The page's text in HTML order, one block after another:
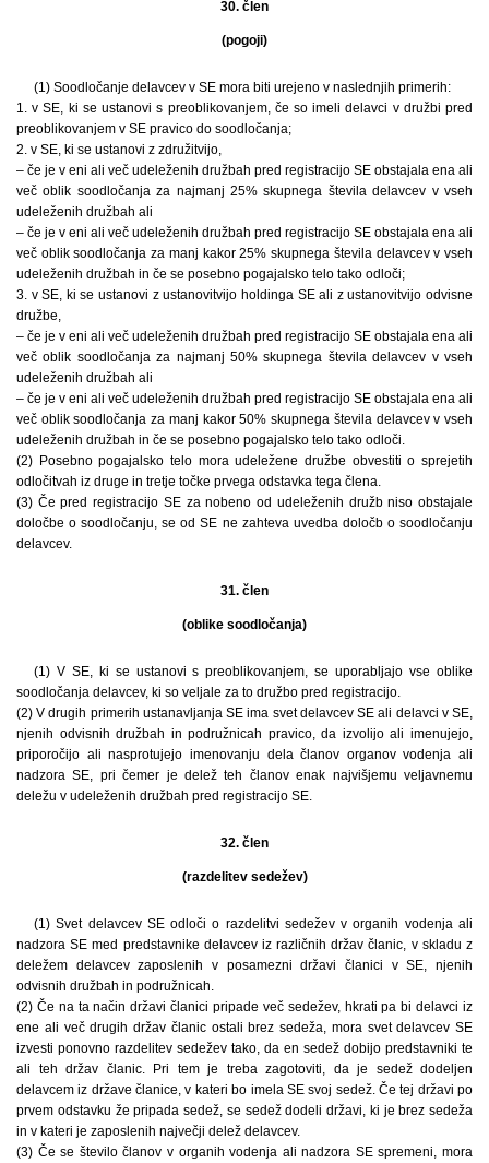
30. člen
(pogoji)
(1) Soodločanje delavcev v SE mora biti urejeno v naslednjih primerih:
1. v SE, ki se ustanovi s preoblikovanjem, če so imeli delavci v družbi pred
preoblikovanjem v SE pravico do soodločanja;
2. v SE, ki se ustanovi z združitvijo,
– če je v eni ali več udeleženih družbah pred registracijo SE obstajala ena ali
več oblik soodločanja za najmanj 25% skupnega števila delavcev v vseh
udeleženih družbah ali
– če je v eni ali več udeleženih družbah pred registracijo SE obstajala ena ali
več oblik soodločanja za manj kakor 25% skupnega števila delavcev v vseh
udeleženih družbah in če se posebno pogajalsko telo tako odloči;
3. v SE, ki se ustanovi z ustanovitvijo holdinga SE ali z ustanovitvijo odvisne
družbe,
– če je v eni ali več udeleženih družbah pred registracijo SE obstajala ena ali
več oblik soodločanja za najmanj 50% skupnega števila delavcev v vseh
udeleženih družbah ali
– če je v eni ali več udeleženih družbah pred registracijo SE obstajala ena ali
več oblik soodločanja za manj kakor 50% skupnega števila delavcev v vseh
udeleženih družbah in če se posebno pogajalsko telo tako odloči.
(2) Posebno pogajalsko telo mora udeležene družbe obvestiti o sprejetih
odločitvah iz druge in tretje točke prvega odstavka tega člena.
(3) Če pred registracijo SE za nobeno od udeleženih družb niso obstajale
določbe o soodločanju, se od SE ne zahteva uvedba določb o soodločanju
delavcev.
31. člen
(oblike soodločanja)
(1) V SE, ki se ustanovi s preoblikovanjem, se uporabljajo vse oblike
soodločanja delavcev, ki so veljale za to družbo pred registracijo.
(2) V drugih primerih ustanavljanja SE ima svet delavcev SE ali delavci v SE,
njenih odvisnih družbah in podružnicah pravico, da izvolijo ali imenujejo,
priporočijo ali nasprotujejo imenovanju dela članov organov vodenja ali
nadzora SE, pri čemer je delež teh članov enak najvišjemu veljavnemu
deležu v udeleženih družbah pred registracijo SE.
32. člen
(razdelitev sedežev)
(1) Svet delavcev SE odloči o razdelitvi sedežev v organih vodenja ali
nadzora SE med predstavnike delavcev iz različnih držav članic, v skladu z
deležem delavcev zaposlenih v posamezni državi članici v SE, njenih
odvisnih družbah in podružnicah.
(2) Če na ta način državi članici pripade več sedežev, hkrati pa bi delavci iz
ene ali več drugih držav članic ostali brez sedeža, mora svet delavcev SE
izvesti ponovno razdelitev sedežev tako, da en sedež dobijo predstavniki te
ali teh držav članic. Pri tem je treba zagotoviti, da je sedež dodeljen
delavcem iz države članice, v kateri bo imela SE svoj sedež. Če tej državi po
prvem odstavku že pripada sedež, se sedež dodeli državi, ki je brez sedeža
in v kateri je zaposlenih največji delež delavcev.
(3) Če se število članov v organih vodenja ali nadzora SE spremeni, mora